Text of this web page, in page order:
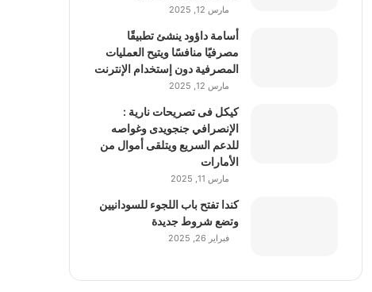
مارس 12, 2025
أسامة داؤود ينشئ تطبيقًا
مصرفيًا منافسًا ويتيح العمليات
المصرفية دون إستخدام الإنترنت
مارس 12, 2025
كيكل فى تصريحات نارية :
الإنصرافي جنجويدى وغواصه
للدعم السريع ويتلقى أموال من
الأمارات
مارس 11, 2025
كندا تفتح باب اللجوء للسودانيين
وتضع شروط جديدة
فبراير 26, 2025